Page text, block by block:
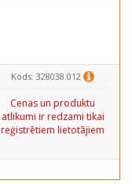
Kods: 328038.012
Cenas un produktu
atlikumi ir redzami tikai
reģistrētiem lietotājiem